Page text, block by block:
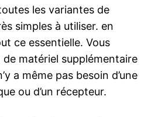
les variantes de
simples à utiliser. en
ce essentielle. Vous
de matériel supplémentaire
a même pas besoin d’une
ou d’un récepteur.